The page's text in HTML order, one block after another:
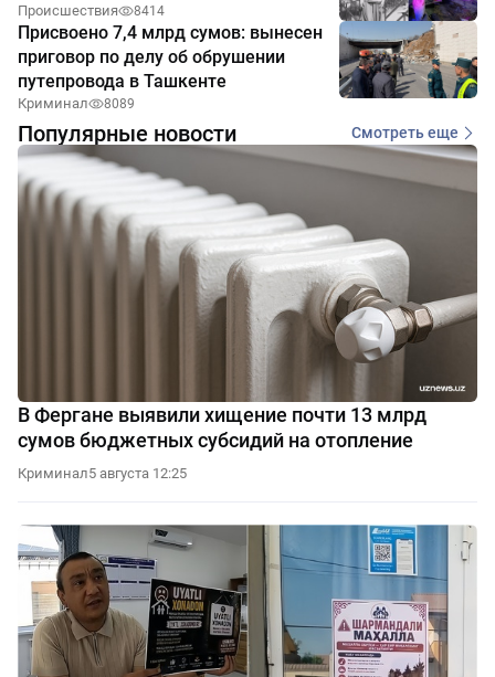
Происшествия 8414
Присвоено 7,4 млрд сумов: вынесен
приговор по делу об обрушении
путепровода в Ташкенте
Криминал 8089
Популярные новости Смотреть еще
В Фергане выявили хищение почти 13 млрд
сумов бюджетных субсидий на отопление
Криминал5 августа 12:25